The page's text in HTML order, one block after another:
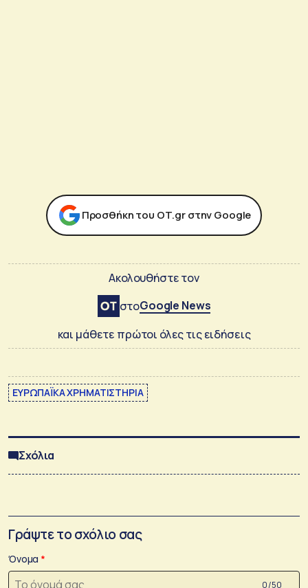
Προσθήκη του ΟΤ.gr στην Google
Ακολουθήστε τον
στοGoogle News
και μάθετε πρώτοι όλες τις ειδήσεις
ΕΥΡΩΠΑΪΚΑ ΧΡΗΜΑΤΙΣΤΗΡΙΑ
Σχόλια
Γράψτε το σχόλιο σας
Όνομα
0 /50